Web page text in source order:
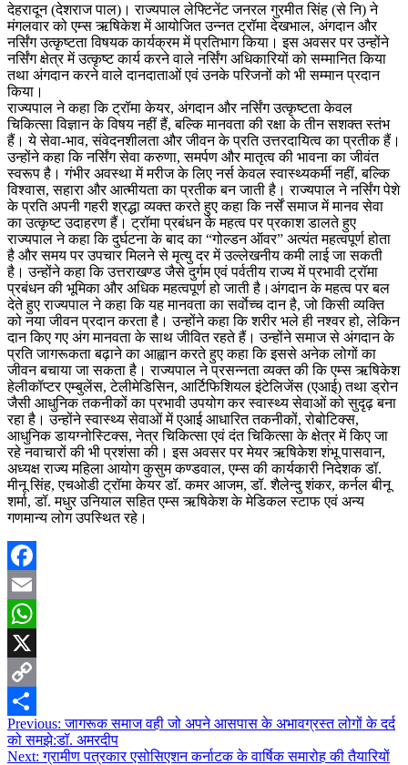
देहरादून (देशराज पाल)। राज्यपाल लेफ्टिनेंट जनरल गुरमीत सिंह (से नि) ने
मंगलवार को एम्स ऋषिकेश में आयोजित उन्नत ट्रॉमा देखभाल, अंगदान और
नर्सिंग उत्कृष्टता विषयक कार्यक्रम में प्रतिभाग किया। इस अवसर पर उन्होंने
नर्सिंग क्षेत्र में उत्कृष्ट कार्य करने वाले नर्सिंग अधिकारियों को सम्मानित किया
तथा अंगदान करने वाले दानदाताओं एवं उनके परिजनों को भी सम्मान प्रदान
किया।
राज्यपाल ने कहा कि ट्रॉमा केयर, अंगदान और नर्सिंग उत्कृष्टता केवल
चिकित्सा विज्ञान के विषय नहीं हैं, बल्कि मानवता की रक्षा के तीन सशक्त स्तंभ
हैं। ये सेवा-भाव, संवेदनशीलता और जीवन के प्रति उत्तरदायित्व का प्रतीक हैं।
उन्होंने कहा कि नर्सिंग सेवा करुणा, समर्पण और मातृत्व की भावना का जीवंत
स्वरूप है। गंभीर अवस्था में मरीज के लिए नर्स केवल स्वास्थ्यकर्मी नहीं, बल्कि
विश्वास, सहारा और आत्मीयता का प्रतीक बन जाती है। राज्यपाल ने नर्सिंग पेशे
के प्रति अपनी गहरी श्रद्धा व्यक्त करते हुए कहा कि नर्सें समाज में मानव सेवा
का उत्कृष्ट उदाहरण हैं। ट्रॉमा प्रबंधन के महत्व पर प्रकाश डालते हुए
राज्यपाल ने कहा कि दुर्घटना के बाद का “गोल्डन ऑवर” अत्यंत महत्वपूर्ण होता
है और समय पर उपचार मिलने से मृत्यु दर में उल्लेखनीय कमी लाई जा सकती
है। उन्होंने कहा कि उत्तराखण्ड जैसे दुर्गम एवं पर्वतीय राज्य में प्रभावी ट्रॉमा
प्रबंधन की भूमिका और अधिक महत्वपूर्ण हो जाती है।अंगदान के महत्व पर बल
देते हुए राज्यपाल ने कहा कि यह मानवता का सर्वाेच्च दान है, जो किसी व्यक्ति
को नया जीवन प्रदान करता है। उन्होंने कहा कि शरीर भले ही नश्वर हो, लेकिन
दान किए गए अंग मानवता के साथ जीवित रहते हैं। उन्होंने समाज से अंगदान के
प्रति जागरूकता बढ़ाने का आह्वान करते हुए कहा कि इससे अनेक लोगों का
जीवन बचाया जा सकता है। राज्यपाल ने प्रसन्नता व्यक्त की कि एम्स ऋषिकेश
हेलीकॉप्टर एम्बुलेंस, टेलीमेडिसिन, आर्टिफिशियल इंटेलिजेंस (एआई) तथा ड्रोन
जैसी आधुनिक तकनीकों का प्रभावी उपयोग कर स्वास्थ्य सेवाओं को सुदृढ़ बना
रहा है। उन्होंने स्वास्थ्य सेवाओं में एआई आधारित तकनीकों, रोबोटिक्स,
आधुनिक डायग्नोस्टिक्स, नेत्र चिकित्सा एवं दंत चिकित्सा के क्षेत्र में किए जा
रहे नवाचारों की भी प्रशंसा की। इस अवसर पर मेयर ऋषिकेश शंभू पासवान,
अध्यक्ष राज्य महिला आयोग कुसुम कण्डवाल, एम्स की कार्यकारी निदेशक डॉ.
मीनू सिंह, एचओडी ट्रॉमा केयर डॉ. कमर आजम, डॉ. शैलेन्दु शंकर, कर्नल बीनू
शर्मा, डॉ. मधुर उनियाल सहित एम्स ऋषिकेश के मेडिकल स्टाफ एवं अन्य
गणमान्य लोग उपस्थित रहे।
Facebook
Email
WhatsApp
X
Copy
Link
Share
Post
navigation
Previous:जागरूक समाज वही जो अपने आसपास के अभावग्रस्त लोगों के दर्द
को समझे:डॉ. अमरदीप
Next:ग्रामीण पत्रकार एसोसिएशन कर्नाटक के वार्षिक समारोह की तैयारियों